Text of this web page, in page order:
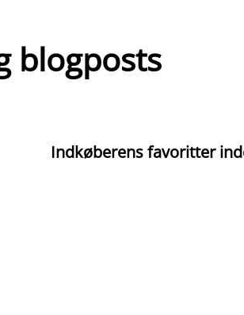
blogposts
Indkøberens favoritter